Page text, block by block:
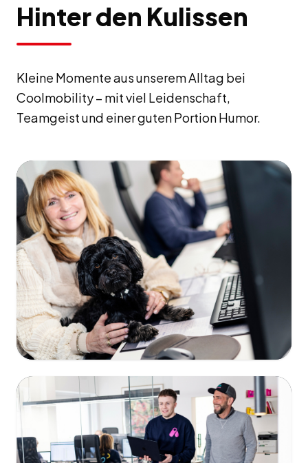
Hinter den Kulissen
Kleine Momente aus unserem Alltag bei
Coolmobility – mit viel Leidenschaft,
Teamgeist und einer guten Portion Humor.